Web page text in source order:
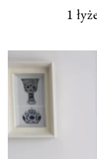
1